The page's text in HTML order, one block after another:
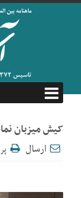
کیش میزبان
ارسال